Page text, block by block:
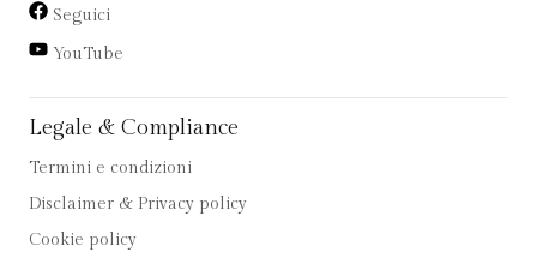
Seguici
YouTube
Legale & Compliance
Termini e condizioni
Disclaimer & Privacy policy
Cookie policy